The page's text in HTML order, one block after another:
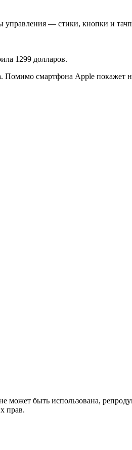
управления — стики, кнопки и
1299 долларов.
Помимо смартфона Apple покажет
может быть использована,
прав.